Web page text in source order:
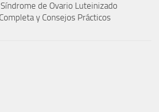
de Ovario Luteinizado
y Consejos Prácticos